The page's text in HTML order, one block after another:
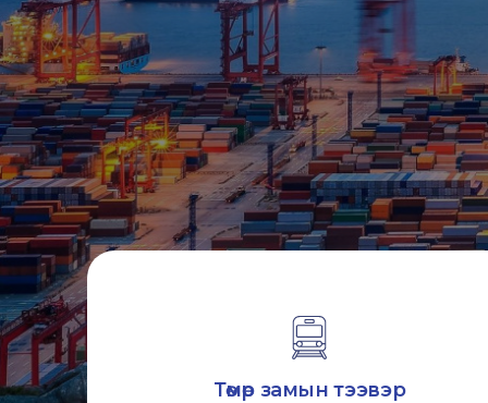
Төмөр замын тээвэр